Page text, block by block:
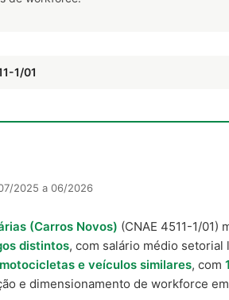
1/01
2025 a 06/2026
(Carros Novos) (CNAE 4511-1/01)
distintos, com salário médio setorial
e veículos similares, com
e dimensionamento de workforce